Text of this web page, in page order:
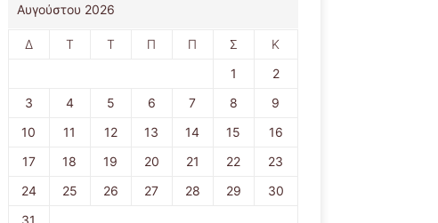
Αυγούστου 2026
Δ Τ Τ Π Π Σ Κ
1
2
3
4 5 6 7 8
9
10
11 12 13 14 15
16
17
18 19 20 21 22
23
24
25 26 27 28 29
30
31